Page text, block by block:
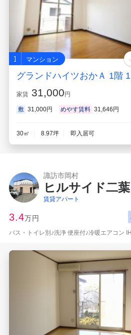
1 マンション
グランドハイツおかＡ 1階
家賃 31,000 円
敷 31,000円 めやす賃料 31,646円
30㎡ 8.97坪 即入居可
諏訪市岡村
ヒルサイド二葉
賃貸アパート
3.4万円
バス・トイレ別♪洗浄 便座付♪冷暖エアコン